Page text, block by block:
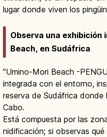
lugar donde viven los
Observa una exhibición
Beach, en Sudáfrica
"Umino-Mori Beach -
integrada con el entorno,
reserva de Sudáfrica donde
Cabo.
Está compuesta por las
nidificación; si observas qué